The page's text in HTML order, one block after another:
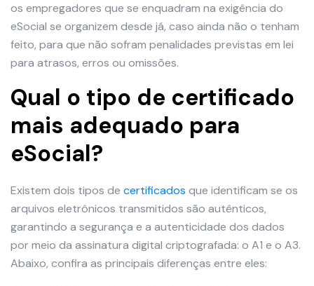
os empregadores que se enquadram na exigência do
eSocial se organizem desde já, caso ainda não o tenham
feito, para que não sofram penalidades previstas em lei
para atrasos, erros ou omissões.
Qual o tipo de certificado
mais adequado para
eSocial?
Existem dois tipos de certificados que identificam se os
arquivos eletrônicos transmitidos são autênticos,
garantindo a segurança e a autenticidade dos dados
por meio da assinatura digital criptografada: o A1 e o A3.
Abaixo, confira as principais diferenças entre eles: